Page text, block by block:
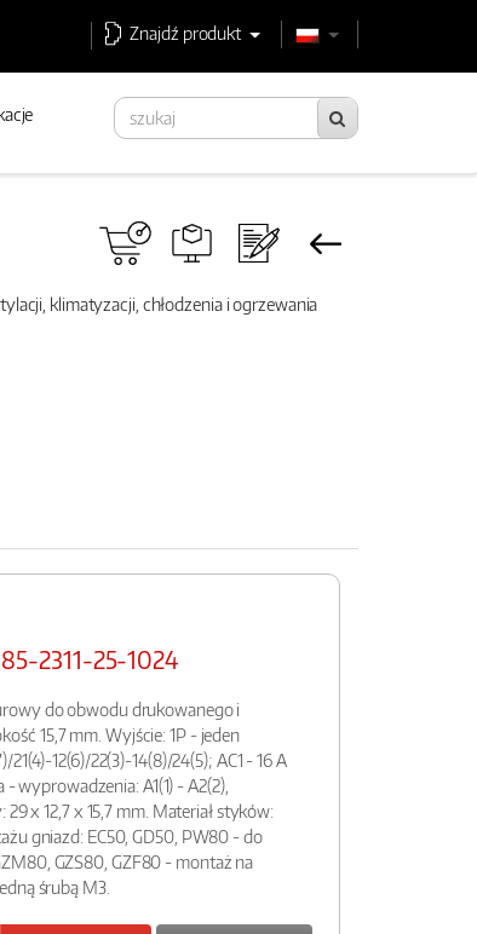
Znajdź produkt
klimatyzacji, chłodzenia i ogrzewania
2311-25-1024
do obwodu drukowanego i
15,7 mm. Wyjście: 1P - jeden
12(6)/22(3)-14(8)/24(5); AC1 - 16 A
wyprowadzenia: A1(1) - A2(2),
x 12,7 x 15,7 mm. Materiał styków:
gniazd: EC50, GD50, PW80 - do
GZS80, GZF80 - montaż na
śrubą M3.